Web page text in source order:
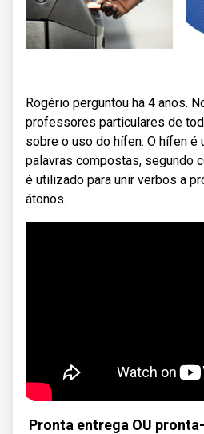
Rogério perguntou há 4 anos.
professores particulares de
sobre o uso do hífen. O hífen é
palavras compostas, segundo
é utilizado para unir verbos a
átonos.
Pronta entrega OU